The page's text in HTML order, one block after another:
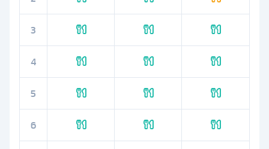
3
4
5
6